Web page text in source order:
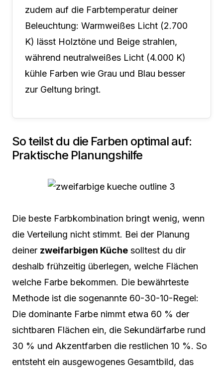
zudem auf die Farbtemperatur deiner
Beleuchtung: Warmweißes Licht (2.700
K) lässt Holztöne und Beige strahlen,
während neutralweißes Licht (4.000 K)
kühle Farben wie Grau und Blau besser
zur Geltung bringt.
So teilst du die Farben optimal auf:
Praktische Planungshilfe
Die beste Farbkombination bringt wenig, wenn
die Verteilung nicht stimmt. Bei der Planung
deiner zweifarbigen Küche solltest du dir
deshalb frühzeitig überlegen, welche Flächen
welche Farbe bekommen. Die bewährteste
Methode ist die sogenannte 60-30-10-Regel:
Die dominante Farbe nimmt etwa 60 % der
sichtbaren Flächen ein, die Sekundärfarbe rund
30 % und Akzentfarben die restlichen 10 %. So
entsteht ein ausgewogenes Gesamtbild, das